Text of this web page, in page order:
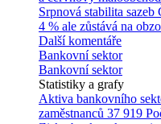
Srpnová stabilita
4 % ale zůstává na
Další komentáře
Bankovní sektor
Bankovní sektor
Statistiky a grafy
Aktiva bankovního
zaměstnanců 37 919